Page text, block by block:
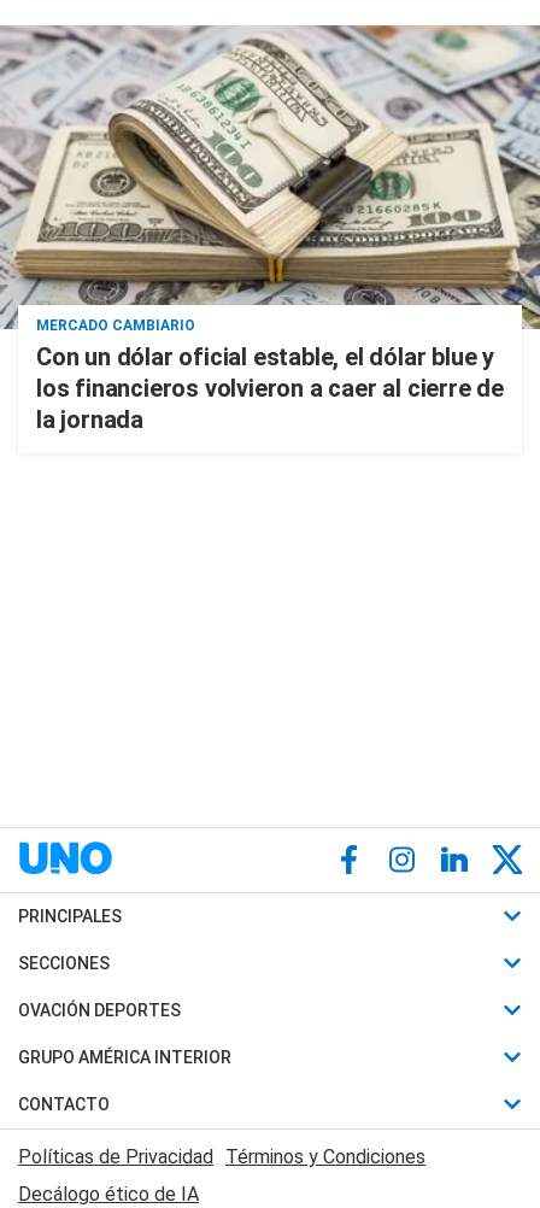
MERCADO CAMBIARIO
Con un dólar oficial estable, el dólar blue y
los financieros volvieron a caer al cierre de
la jornada
PRINCIPALES
Últimas Noticias
Política
Judiciales
Economia
SECCIONES
Horóscopo
Motores
Trucos caseros
Series y Películas
Edictos y Solicitadas
OVACIÓN DEPORTES
Fútbol
Mundial
Automovilismo
Rugby
GRUPO AMÉRICA INTERIOR
Canal 7 en Vivo
CONTACTO
Acerca de Nosotros
Contactanos
Políticas de Privacidad Términos y Condiciones
Decálogo ético de IA